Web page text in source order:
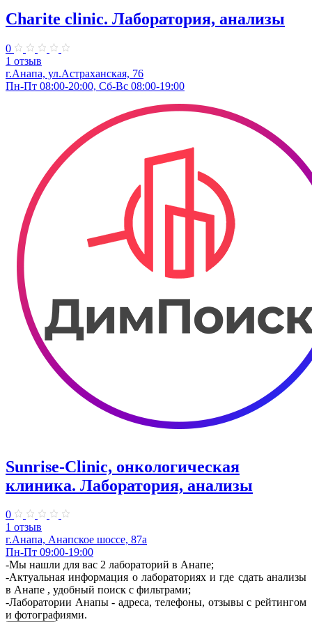
Charite clinic. Лаборатория, анализы
0
1 отзыв
г.Анапа, ул.Астраханская, 76
Пн-Пт 08:00-20:00, Сб-Вс 08:00-19:00
Sunrise-Clinic, онкологическая
клиника. Лаборатория, анализы
0
1 отзыв
г.Анапа, Анапское шоссе, 87а
Пн-Пт 09:00-19:00
-Мы нашли для вас 2 лабораторий в Анапе;
-Актуальная информация о лабораториях и где сдать анализы
в Анапе , удобный поиск с фильтрами;
-Лаборатории Анапы - адреса, телефоны, отзывы с рейтингом
и фотографиями.